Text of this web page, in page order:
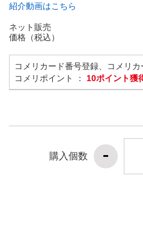
紹介動画はこちら
ネット販売
価格（税込）
コメリカード番号登録、コメリ
コメリポイント ： 10ポイント獲
購入個数